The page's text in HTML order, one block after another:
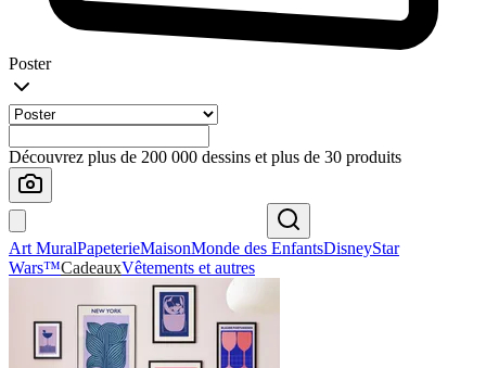
Poster
Découvrez plus de 200 000 dessins et plus de 30 produits
Art MuralPapeterieMaisonMonde des EnfantsDisneyStar
Wars™CadeauxVêtements et autres